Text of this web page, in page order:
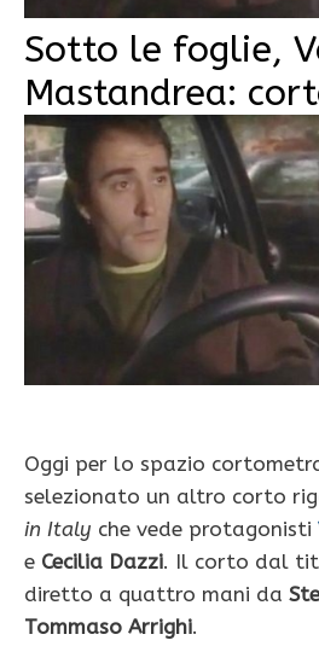
Sotto le foglie,
Mastandrea:
Oggi per lo spazio
selezionato un altro corto
in Italy che vede protagonisti
e Cecilia Dazzi. Il corto dal
diretto a quattro mani da
Tommaso Arrighi.